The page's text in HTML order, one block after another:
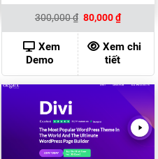
300,000₫ Giá
gốc
là:
300,000 ₫.
80,000₫Giá
hiện
tại
là:
80,000
Xem
Demo
Xem chi
tiết